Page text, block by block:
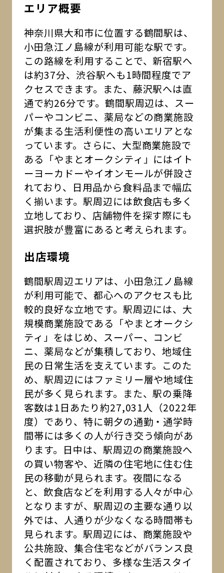
エリア概要
神奈川県大和市に位置する鶴間駅は、
小田急江ノ島線が利用可能な駅です。
この路線を利用することで、新宿駅へ
は約37分、渋谷駅へも1時間程度でア
クセスできます。また、藤沢駅へは直
通で約26分です。鶴間駅周辺は、スー
パーやコンビニ、薬局などの商業施設
が集まる生活利便性の高いエリアとな
っています。さらに、大型商業施設で
ある「やまとオークシティ」にはイト
ーヨーカドーやイオンモールが併設さ
れており、日用品から食料品まで幅広
く揃います。駅周辺には飲食店も多く
立地しており、店舗物件を探す際にも
選択肢が豊富にあると考えられます。
出店環境
鶴間駅周辺エリアは、小田急江ノ島線
が利用可能で、都心へのアクセスも比
較的良好な立地です。駅周辺には、大
規模商業施設である「やまとオークシ
ティ」をはじめ、スーパー、コンビ
ニ、薬局などが集積しており、地域住
民の日常生活を支えています。このた
め、駅周辺にはファミリー層や地域住
民が多く見られます。また、駅の乗降
客数は1日あたり約27,031人（2022年
度）であり、特に朝夕の通勤・通学時
間帯には多くの人が行き交う傾向があ
ります。日中は、駅周辺の商業施設へ
の買い物客や、近隣の住宅地に住む住
民の移動が見られます。夜間になる
と、飲食店などを利用する人々が中心
となりますが、駅周辺の主要な通り以
外では、人通りが少なくなる時間帯も
見られます。駅周辺には、商業施設や
公共施設、集合住宅などがバランス良
く配置されており、多様な生活スタイ